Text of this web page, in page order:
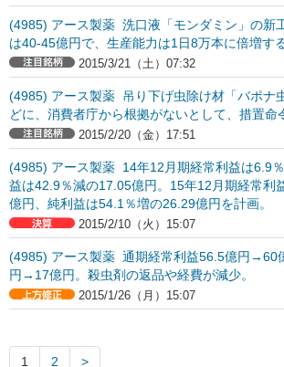
(4985) アース製薬 洗口液「モンダミン」の新
は40-45億円で、生産能力は1日8万本に倍増する
2015/3/21（土）07:32
(4985) アース製薬 吊り下げ虫除け材「バポナ
どに、消費者庁から根拠がないとして、措置命
2015/2/20（金）17:51
(4985) アース製薬 14年12月期経常利益は6.9
益は42.9％減の17.05億円。15年12月期経常利
億円、純利益は54.1％増の26.29億円を計画。
2015/2/10（火）15:07
(4985) アース製薬 通期経常利益56.5億円→60
円→17億円。殺虫剤の返品や経費が減少。
2015/1/26（月）15:07
1 2